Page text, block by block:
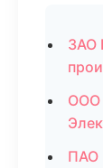
ЗАО
ООО
ПАО